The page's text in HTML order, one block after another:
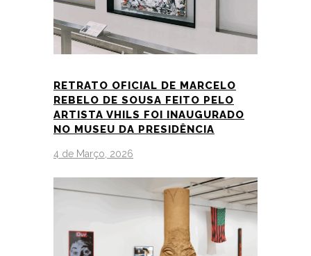
RETRATO OFICIAL DE MARCELO
REBELO DE SOUSA FEITO PELO
ARTISTA VHILS FOI INAUGURADO
NO MUSEU DA PRESIDÊNCIA
4 de Março, 2026